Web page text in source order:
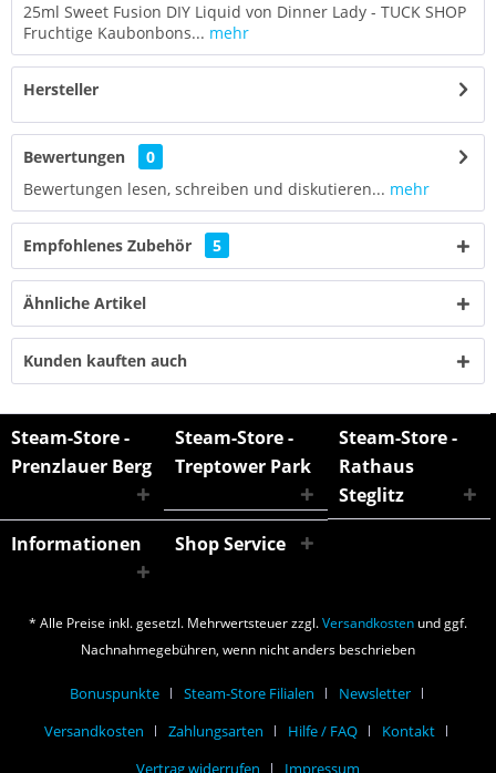
25ml Sweet Fusion DIY Liquid von Dinner Lady - TUCK SHOP
Fruchtige Kaubonbons... mehr
Hersteller
Bewertungen
0
Bewertungen lesen, schreiben und diskutieren... mehr
Empfohlenes Zubehör 5
Ähnliche Artikel
Kunden kauften auch
Steam-Store -
Prenzlauer Berg
Steam-Store -
Treptower Park
Steam-Store -
Rathaus
Steglitz
Informationen
Shop Service
* Alle Preise inkl. gesetzl. Mehrwertsteuer zzgl.Versandkosten und ggf.
Nachnahmegebühren, wenn nicht anders beschrieben
Bonuspunkte Steam-Store Filialen
Newsletter
Versandkosten
Zahlungsarten Hilfe / FAQ
Kontakt
Vertrag widerrufen
Impressum